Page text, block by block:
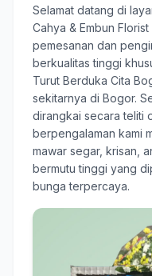
Selamat datang di
Cahya & Embun
pemesanan dan
berkualitas tinggi
Turut Berduka Cita
sekitarnya di Bogor.
dirangkai secara teliti
berpengalaman kami
mawar segar, krisan,
bermutu tinggi yang
bunga terpercaya.